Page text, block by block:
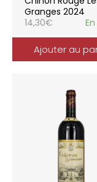
Granges 2024
14,30€
Ajouter au